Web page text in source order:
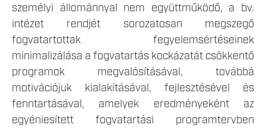
személyi állománnyal nem együttműködő, a bv.
intézet rendjét sorozatosan megszegő
fogvatartottak fegyelemsértéseinek
minimalizálása a fogvatartás kockázatát csökkentő
programok megvalósításával, továbbá
motivációjuk kialakításával, fejlesztésével és
fenntartásával, amelyek eredményeként az
egyéniesített fogvatartási programtervben